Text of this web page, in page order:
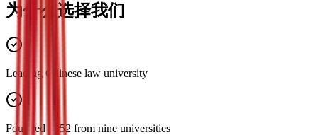
为什么选择我们
Leading Chinese law university
Founded 1952 from nine universities